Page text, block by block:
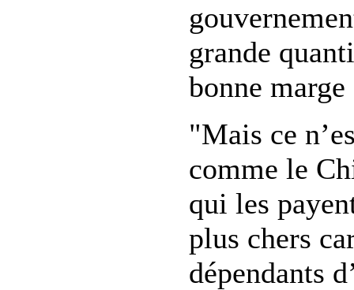
grande
bonne
"Mais ce
comme le
qui les
plus chers
dépendants